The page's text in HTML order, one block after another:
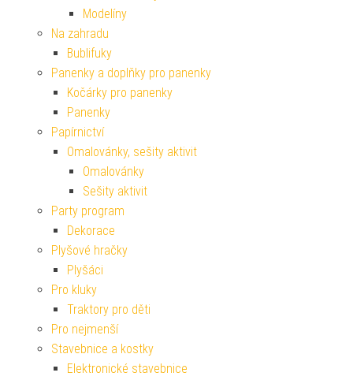
Modelíny
Na zahradu
Bublifuky
Panenky a doplňky pro panenky
Kočárky pro panenky
Panenky
Papírnictví
Omalovánky, sešity aktivit
Omalovánky
Sešity aktivit
Party program
Dekorace
Plyšové hračky
Plyšáci
Pro kluky
Traktory pro děti
Pro nejmenší
Stavebnice a kostky
Elektronické stavebnice